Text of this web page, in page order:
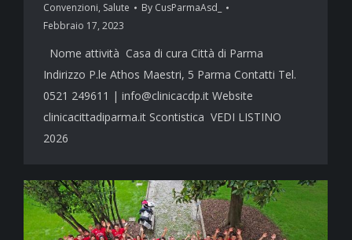
Convenzioni, Salute By CusParmaAsd_
Febbraio 17, 2023
Nome attività Casa di cura Città di Parma
Indirizzo P.le Athos Maestri, 5 Parma Contatti Tel.
0521 249611 | info@clinicacdp.it Website
clinicacittadiparma.it Scontistica VEDI LISTINO
2026